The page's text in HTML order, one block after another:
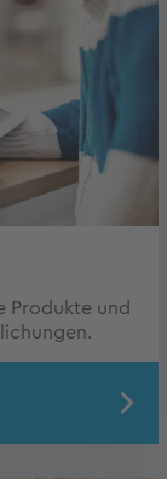
Produkte und